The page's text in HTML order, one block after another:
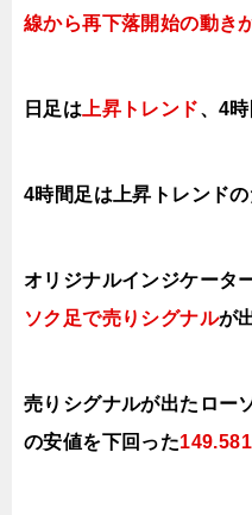
線から再下落開始の動き
日足は 上昇トレンド、4
4時間足は上昇トレンドの
オリジナルインジケータ
ソク足で売り シグナルが
売りシグナルが出たロー
の安値を下回った